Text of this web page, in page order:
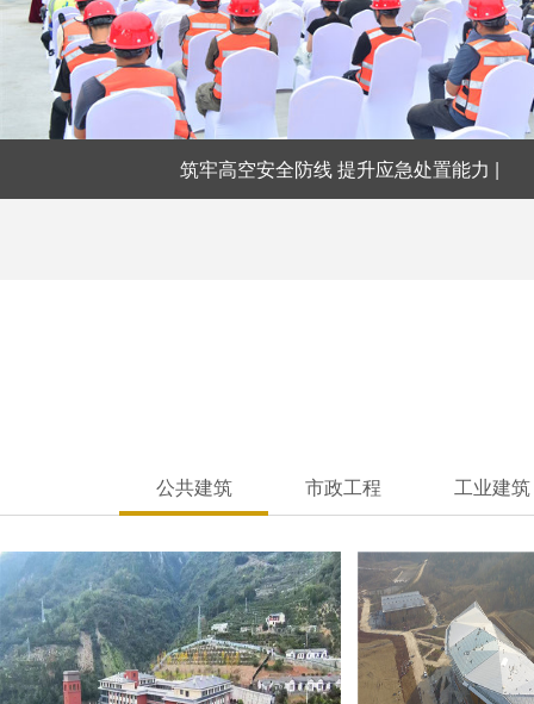
筑牢高空安全防线 提升应急处置能力 |
公共建筑 市政工程 工业建筑